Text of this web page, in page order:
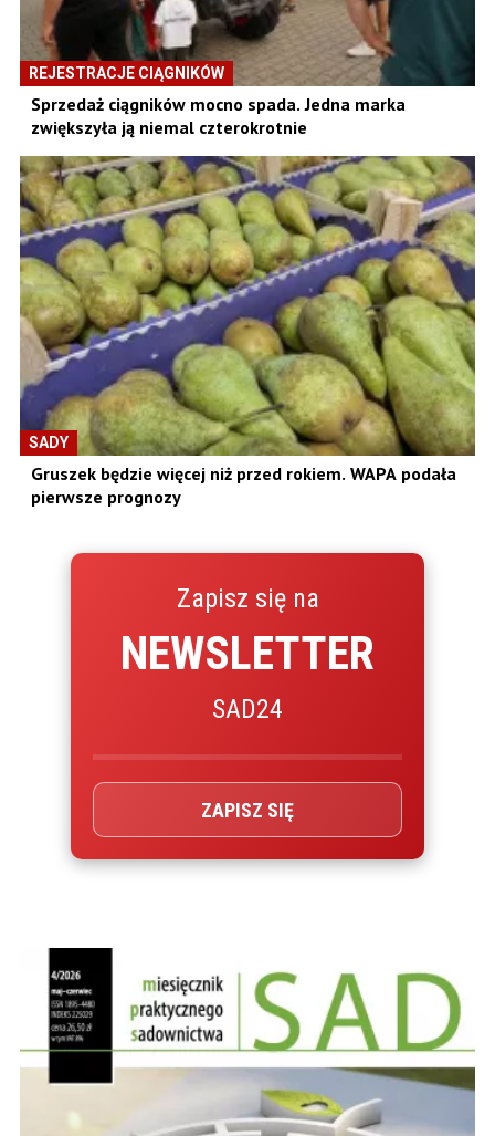
REJESTRACJE CIĄGNIKÓW
Sprzedaż ciągników mocno spada. Jedna marka
zwiększyła ją niemal czterokrotnie
SADY
Gruszek będzie więcej niż przed rokiem. WAPA podała
pierwsze prognozy
Zapisz się na
NEWSLETTER
SAD24
ZAPISZ SIĘ